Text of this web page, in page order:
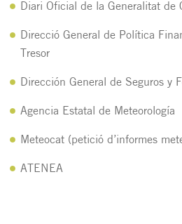
Diari Oficial de la Generalitat de
Direcció General de Política
Tresor
Dirección General de Seguros y
Agencia Estatal de Meteorología
Meteocat (petició d’informes
ATENEA